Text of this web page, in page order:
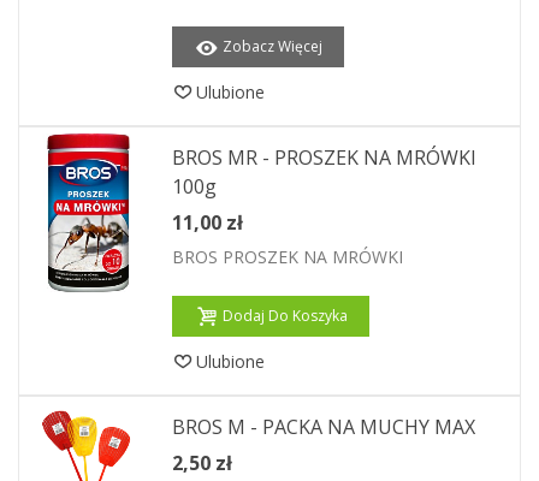
Zobacz Więcej
Ulubione
BROS MR - PROSZEK NA MRÓWKI
100g
11,00 zł
BROS PROSZEK NA MRÓWKI
Dodaj Do Koszyka
Ulubione
BROS M - PACKA NA MUCHY MAX
2,50 zł